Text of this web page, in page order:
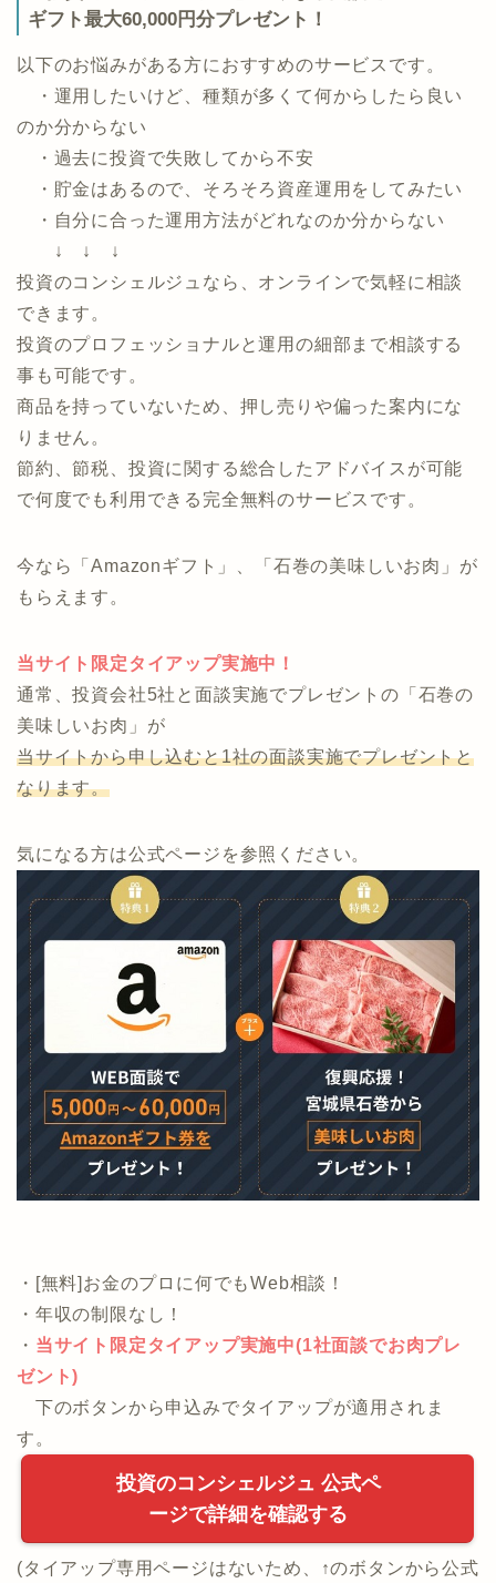
資産づくり、資産運用の専門家マッチングサービス
「投資のコンシェルジュ」！今なら面談でAmazon
ギフト最大60,000円分プレゼント！
以下のお悩みがある方におすすめのサービスです。
・運用したいけど、種類が多くて何からしたら良い
・自分に合った運用方法がどれなのか分からない
投資のコンシェルジュなら、オンラインで気軽に相談
事も可能です。
節約、節税、投資に関する総合したアドバイスが可能
で何度でも利用できる完全無料のサービスです。
今なら「Amazonギフト」、「石巻の美味しいお肉」が
もらえます。
当サイトから申し込むと1社の面談実施でプレゼントと
なります。
気になる方は公式ページを参照ください。
・[無料]お金のプロに何でもWeb相談！
・当サイト限定タイアップ実施中(1社面談でお肉プレ
下のボタンから申込みでタイアップが適用されま
す。